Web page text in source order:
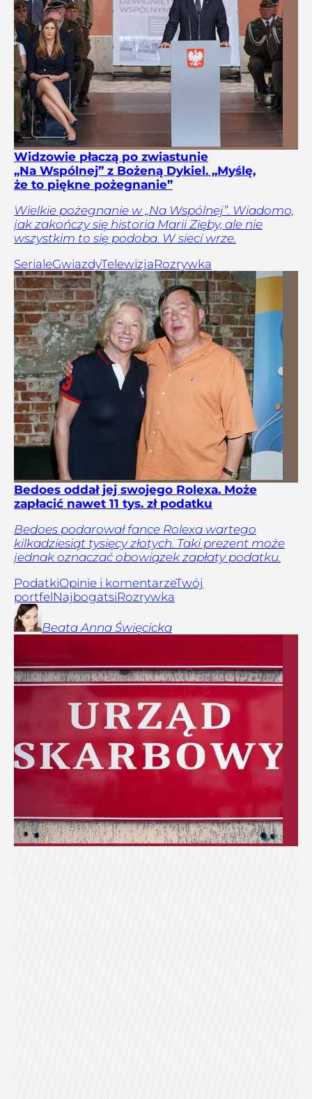
Widzowie płaczą po zwiastunie
„Na Wspólnej” z Bożeną Dykiel. „Myślę,
że to piękne pożegnanie”
Wielkie pożegnanie w „Na Wspólnej”. Wiadomo,
jak zakończy się historia Marii Zięby, ale nie
wszystkim to się podoba. W sieci wrze.
SerialeGwiazdyTelewizjaRozrywka
Bedoes oddał jej swojego Rolexa. Może
zapłacić nawet 11 tys. zł podatku
Bedoes podarował fance Rolexa wartego
kilkadziesiąt tysięcy złotych. Taki prezent może
jednak oznaczać obowiązek zapłaty podatku.
PodatkiOpinie i komentarzeTwój
portfelNajbogatsiRozrywka
Beata Anna Święcicka